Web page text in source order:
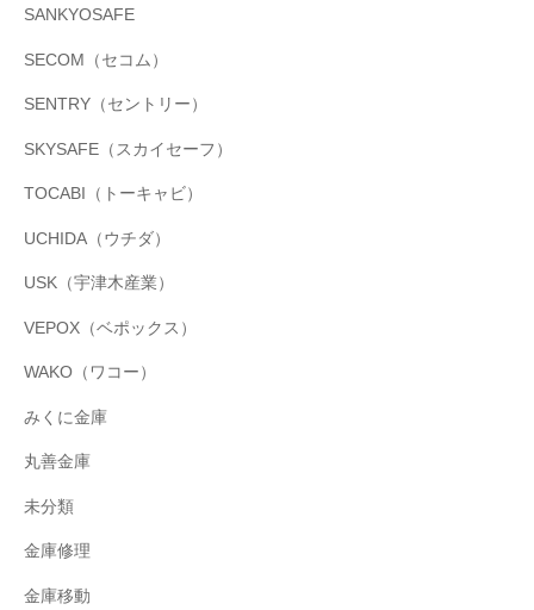
SANKYOSAFE
SECOM（セコム）
SENTRY（セントリー）
SKYSAFE（スカイセーフ）
TOCABI（トーキャビ）
UCHIDA（ウチダ）
USK（宇津木産業）
VEPOX（ベポックス）
WAKO（ワコー）
みくに金庫
丸善金庫
未分類
金庫修理
金庫移動